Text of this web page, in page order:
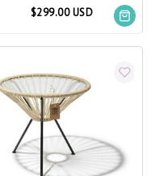
$299.00 USD